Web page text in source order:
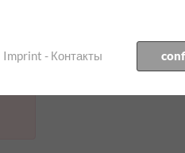
Imprint - Контакты